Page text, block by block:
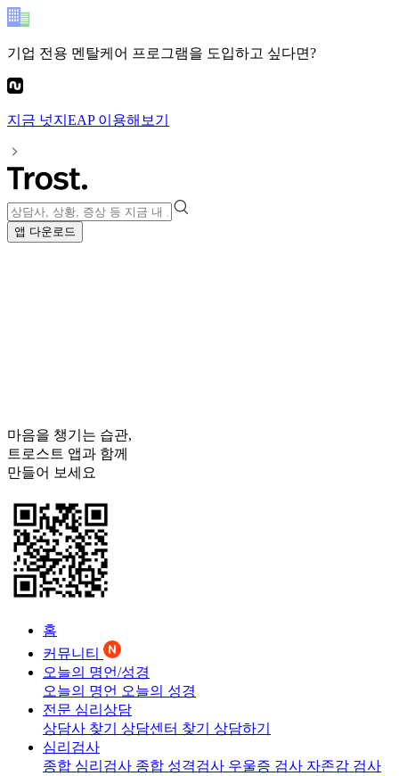
기업 전용 멘탈케어 프로그램을 도입하고 싶다면?
지금 넛지EAP이용해보기
앱 다운로드
마음을 챙기는 습관,
트로스트 앱과 함께
만들어 보세요
홈
커뮤니티
오늘의 명언/성경
오늘의 명언 오늘의 성경
전문 심리상담
상담사 찾기 상담센터 찾기 상담하기
심리검사
종합 심리검사 종합 성격검사 우울증 검사 자존감 검사